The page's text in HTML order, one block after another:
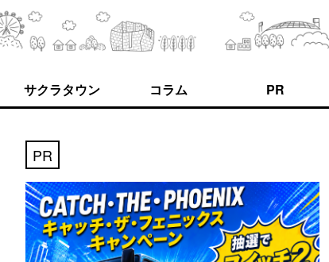
サクラタウン コラム PR
PR